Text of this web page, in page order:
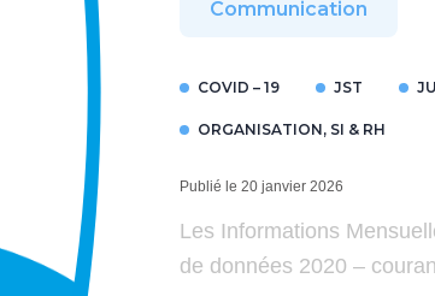
Communication
COVID – 19 JST
ORGANISATION, SI & RH
Publié le 20 janvier 2026
Les Informations
de données 2020 –